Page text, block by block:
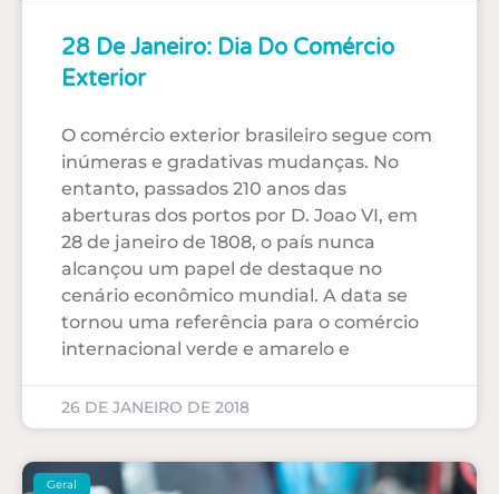
28 De Janeiro: Dia Do Comércio
Exterior
O comércio exterior brasileiro segue com
inúmeras e gradativas mudanças. No
entanto, passados 210 anos das
aberturas dos portos por D. Joao VI, em
28 de janeiro de 1808, o país nunca
alcançou um papel de destaque no
cenário econômico mundial. A data se
tornou uma referência para o comércio
internacional verde e amarelo e
26 DE JANEIRO DE 2018
Geral